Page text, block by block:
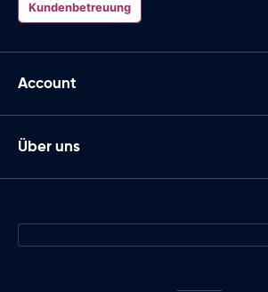
Kundenbetreuung
Account
Über uns